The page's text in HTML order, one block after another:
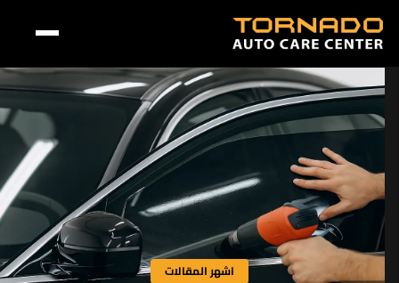
اشهر المقالات